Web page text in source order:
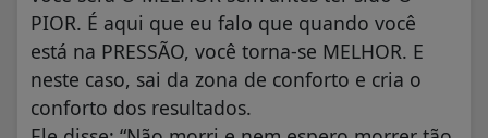
PIOR. É aqui que eu falo que quando você
está na PRESSÃO, você torna-se MELHOR. E
neste caso, sai da zona de conforto e cria o
conforto dos resultados.